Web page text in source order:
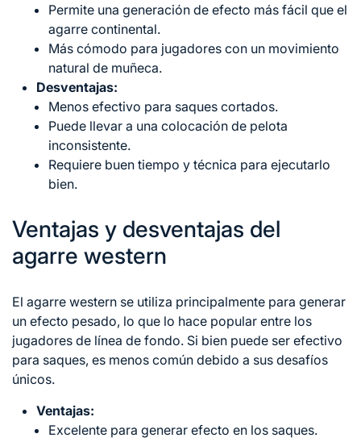
Permite una generación de efecto más fácil que el
agarre continental.
Más cómodo para jugadores con un movimiento
natural de muñeca.
Desventajas:
Menos efectivo para saques cortados.
Puede llevar a una colocación de pelota
inconsistente.
Requiere buen tiempo y técnica para ejecutarlo
bien.
Ventajas y desventajas del
agarre western
El agarre western se utiliza principalmente para generar
un efecto pesado, lo que lo hace popular entre los
jugadores de línea de fondo. Si bien puede ser efectivo
para saques, es menos común debido a sus desafíos
únicos.
Ventajas:
Excelente para generar efecto en los saques.